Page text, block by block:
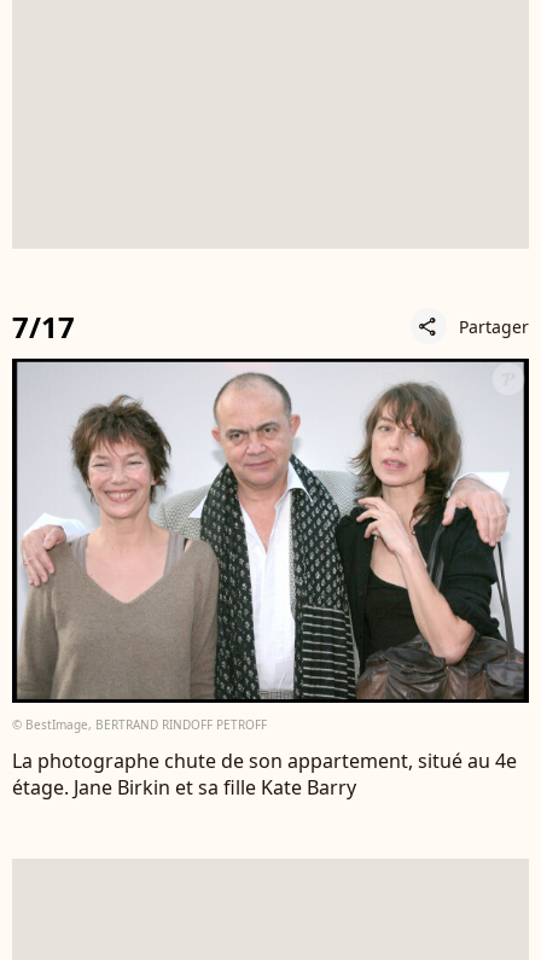
7/17 share Partager
© BestImage, BERTRAND RINDOFF PETROFF
La photographe chute de son appartement, situé au 4e
étage. Jane Birkin et sa fille Kate Barry